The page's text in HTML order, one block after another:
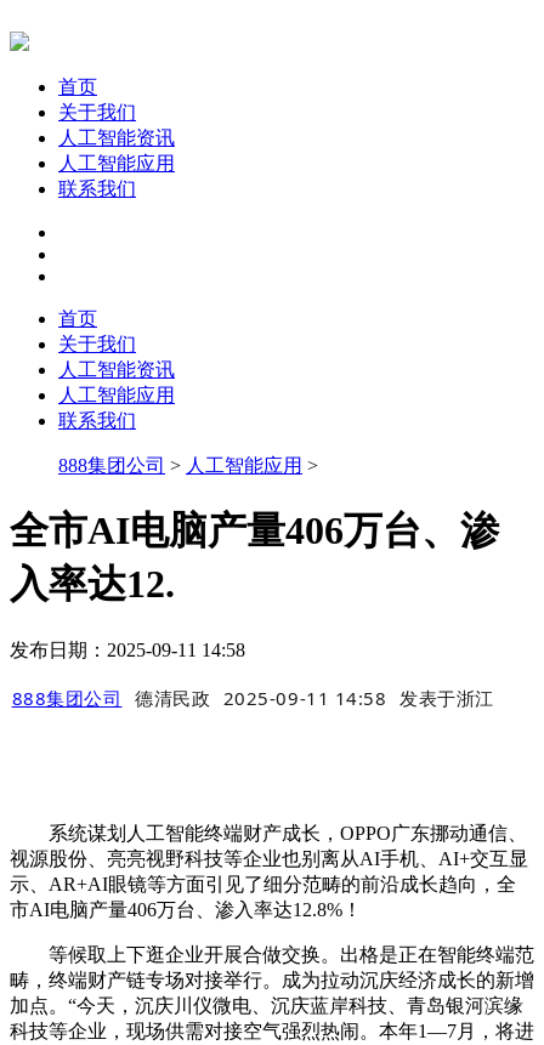
首页
关于我们
人工智能资讯
人工智能应用
联系我们
首页
关于我们
人工智能资讯
人工智能应用
联系我们
888集团公司 > 人工智能应用 >
全市AI电脑产量406万台、渗
入率达12.
发布日期：2025-09-11 14:58
888集团公司 德清民政 2025-09-11 14:58 发表于浙江
系统谋划人工智能终端财产成长，OPPO广东挪动通信、
视源股份、亮亮视野科技等企业也别离从AI手机、AI+交互显
示、AR+AI眼镜等方面引见了细分范畴的前沿成长趋向，全
市AI电脑产量406万台、渗入率达12.8%！
等候取上下逛企业开展合做交换。出格是正在智能终端范
畴，终端财产链专场对接举行。成为拉动沉庆经济成长的新增
加点。“今天，沉庆川仪微电、沉庆蓝岸科技、青岛银河滨缘
科技等企业，现场供需对接空气强烈热闹。本年1—7月，将进